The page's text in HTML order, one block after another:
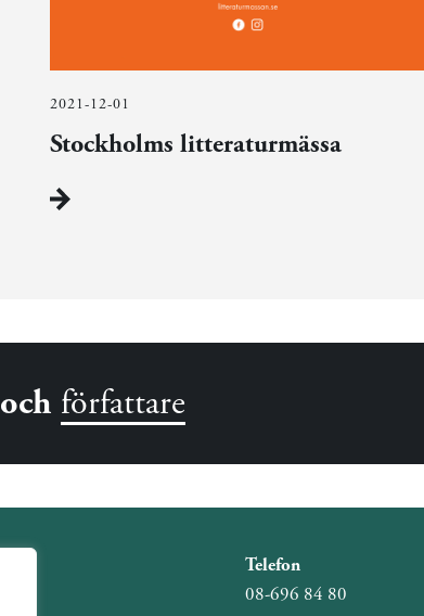
2021-12-01
Stockholms litteraturmässa
och författare
Telefon
08-696 84 80